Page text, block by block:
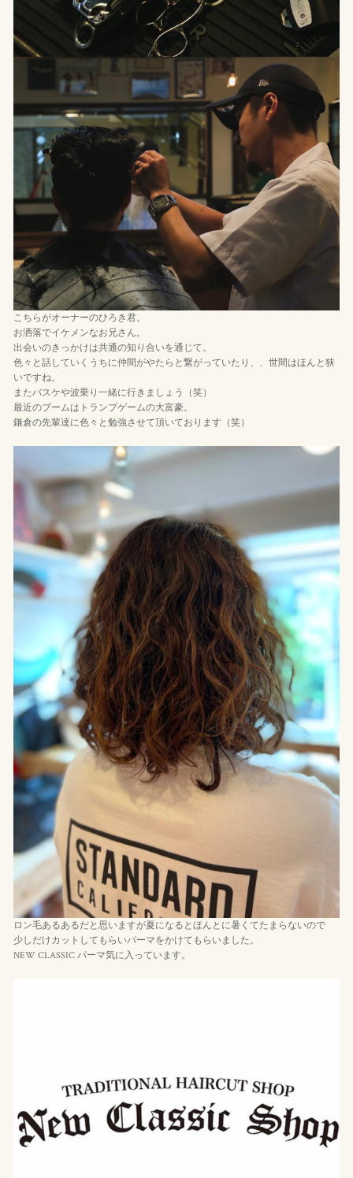
こちらがオーナーのひろき君。
お洒落でイケメンなお兄さん。
出会いのきっかけは共通の知り合いを通じて。
色々と話していくうちに仲間がやたらと繋がっていたり、、世間はほんと狭
いですね。
またバスケや波乗り一緒に行きましょう（笑）
最近のブームはトランプゲームの大富豪。
鎌倉の先輩達に色々と勉強させて頂いております（笑）
ロン毛あるあるだと思いますが夏になるとほんとに暑くてたまらないので
少しだけカットしてもらいパーマをかけてもらいました。
NEW CLASSIC パーマ気に入っています。